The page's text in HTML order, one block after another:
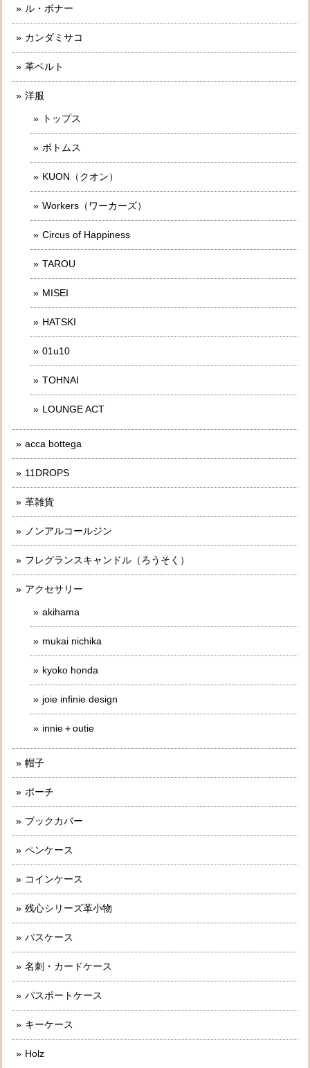
ル・ボナー
カンダミサコ
革ベルト
洋服
トップス
ボトムス
KUON（クオン）
Workers（ワーカーズ）
Circus of Happiness
TAROU
MISEI
HATSKI
01u10
TOHNAI
LOUNGE ACT
acca bottega
11DROPS
革雑貨
ノンアルコールジン
フレグランスキャンドル（ろうそく）
アクセサリー
akihama
mukai nichika
kyoko honda
joie infinie design
innie＋outie
帽子
ポーチ
ブックカバー
ペンケース
コインケース
残心シリーズ革小物
パスケース
名刺・カードケース
パスポートケース
キーケース
Holz